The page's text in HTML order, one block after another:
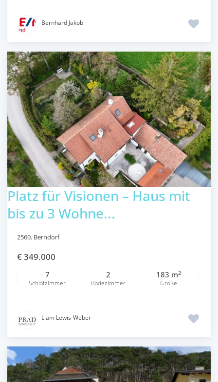
Bernhard Jakob
Platz für Visionen – Haus mit
bis zu 3 Wohne...
2560, Berndorf
€ 349.000
7
Schlafzimmer
2
Badezimmer
183 m2
Größe
Liam Lewis-Weber